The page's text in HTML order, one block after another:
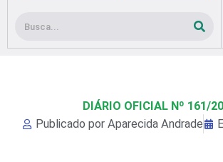
Pesquisar
DIÁRIO OFICIAL Nº 161/
Publicado por Aparecida Andrade